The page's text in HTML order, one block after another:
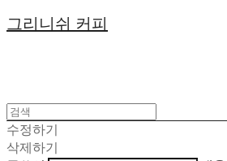
그리니쉬 커피
수정하기
삭제하기